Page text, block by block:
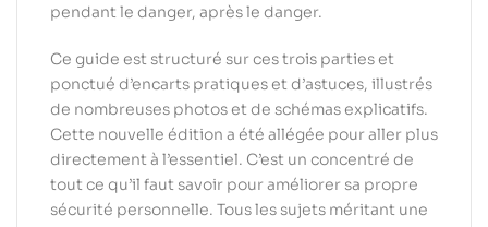
pendant le danger, après le danger.
Ce guide est structuré sur ces trois parties et
ponctué d’encarts pratiques et d’astuces, illustrés
de nombreuses photos et de schémas explicatifs.
Cette nouvelle édition a été allégée pour aller plus
directement à l’essentiel. C’est un concentré de
tout ce qu’il faut savoir pour améliorer sa propre
sécurité personnelle. Tous les sujets méritant une